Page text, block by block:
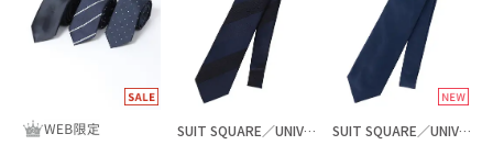
SUIT SQUARE／UNIVERSAL LANGUAGE
SUIT SQUARE／UNIVERSAL LANGUAGE